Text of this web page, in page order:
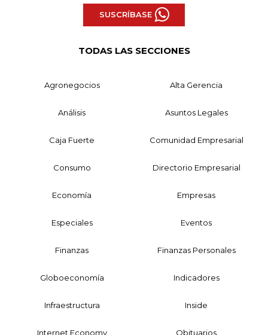
SUSCRÍBASE
TODAS LAS SECCIONES
Agronegocios Alta Gerencia
Análisis Asuntos Legales
Caja Fuerte Comunidad Empresarial
Consumo Directorio Empresarial
Economía Empresas
Especiales Eventos
Finanzas Finanzas Personales
Globoeconomía Indicadores
Infraestructura Inside
Internet Economy Obituarios